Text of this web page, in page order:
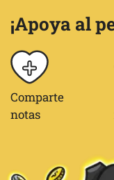
¡Apoya al
Comparte
notas